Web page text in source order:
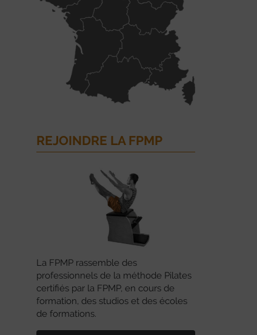
REJOINDRE LA FPMP
La FPMP rassemble des
professionnels de la méthode Pilates
certifiés par la FPMP, en cours de
formation, des studios et des écoles
de formations.